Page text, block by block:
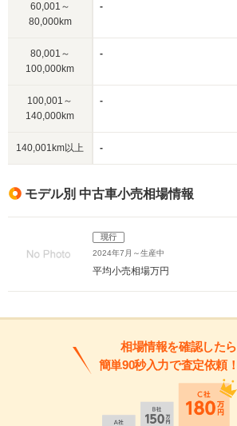
60,001～
80,000km
-
80,001～
100,000km
-
100,001～
140,000km
-
140,001km以上 -
モデル別 中古車小売相場情報
現行
2024年7月～生産中
平均小売相場万円
相場情報を確認したら
簡単90秒入力で査定依頼！